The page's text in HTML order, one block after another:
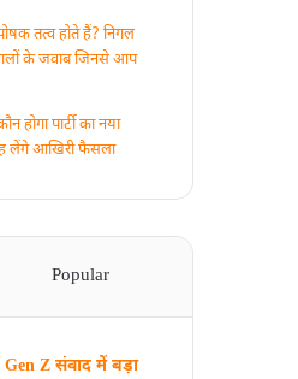
तत्व होते हैं? निगल
के जवाब जिनसे आप
पार्टी का नया
लेंगे आखिरी फैसला
Popular
Gen Z संवाद में बड़ा